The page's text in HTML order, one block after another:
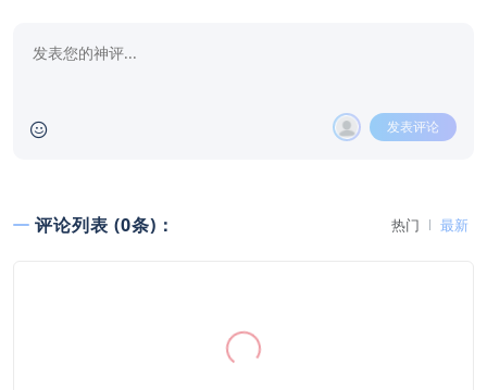
发表评论
评论列表 (0条)： 热门 最新